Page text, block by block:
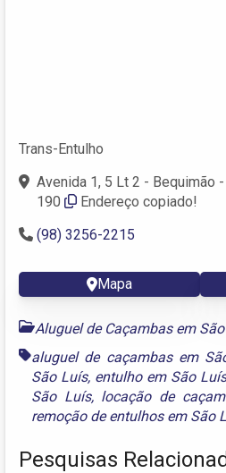
Trans-Entulho
Avenida 1, 5 Lt 2 - Bequimão
190
Endereço copiado!
(98) 3256-2215
Mapa
Aluguel de Caçambas em
aluguel de caçambas em
São Luís, entulho em São
São Luís, locação de
remoção de entulhos em São
Pesquisas